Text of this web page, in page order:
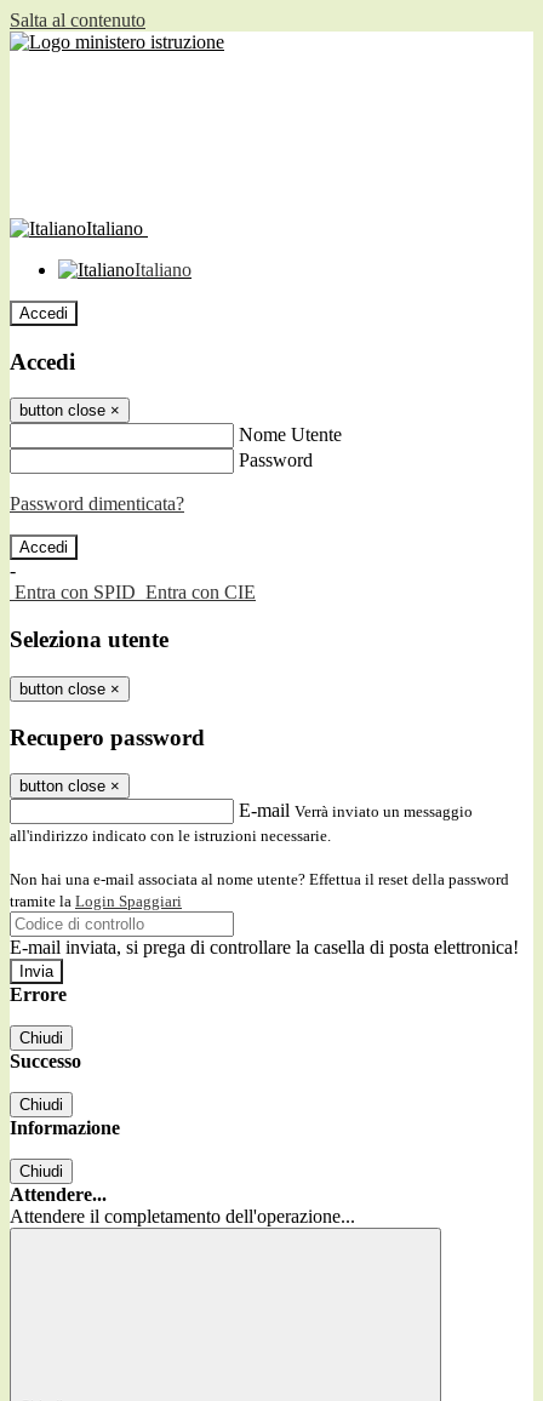
Salta al contenuto
Italiano
Italiano
Accedi
Accedi
button close ×
Nome Utente
Password
Password dimenticata?
-
Entra con SPID Entra con CIE
Seleziona utente
button close ×
Recupero password
button close ×
E-mail Verrà inviato un messaggio
all'indirizzo indicato con le istruzioni necessarie.
Non hai una e-mail associata al nome utente? Effettua il reset della password
tramite la Login Spaggiari
E-mail inviata, si prega di controllare la casella di posta elettronica!
Errore
Chiudi
Successo
Chiudi
Informazione
Chiudi
Attendere...
Attendere il completamento dell'operazione...